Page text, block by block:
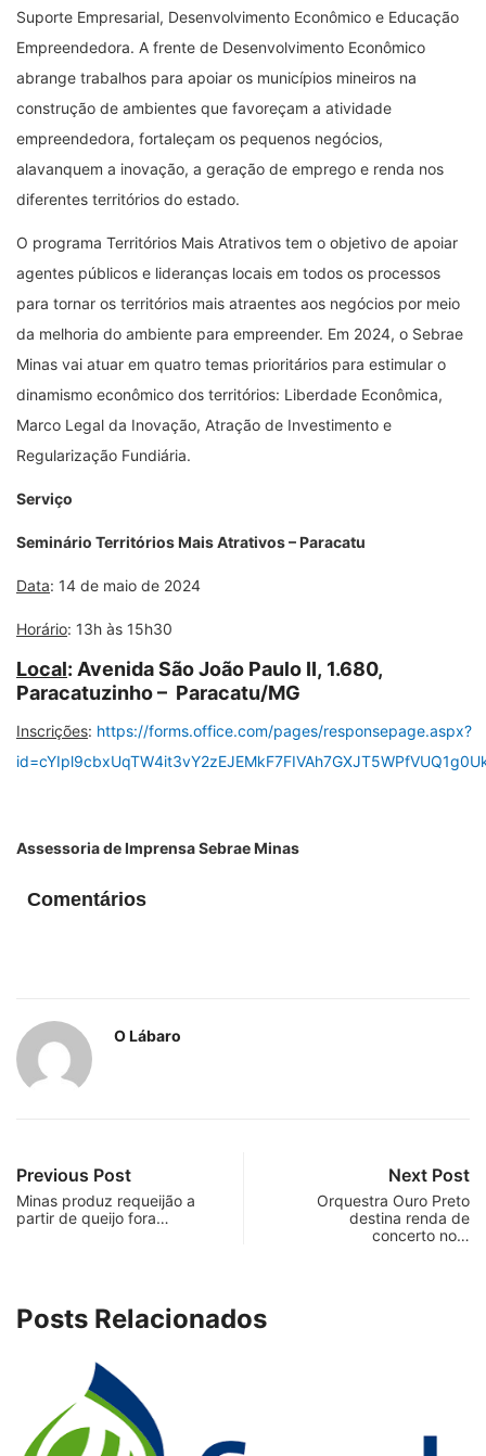
Suporte Empresarial, Desenvolvimento Econômico e Educação
Empreendedora. A frente de Desenvolvimento Econômico
abrange trabalhos para apoiar os municípios mineiros na
construção de ambientes que favoreçam a atividade
empreendedora, fortaleçam os pequenos negócios,
alavanquem a inovação, a geração de emprego e renda nos
diferentes territórios do estado.
O programa Territórios Mais Atrativos tem o objetivo de apoiar
agentes públicos e lideranças locais em todos os processos
para tornar os territórios mais atraentes aos negócios por meio
da melhoria do ambiente para empreender. Em 2024, o Sebrae
Minas vai atuar em quatro temas prioritários para estimular o
dinamismo econômico dos territórios: Liberdade Econômica,
Marco Legal da Inovação, Atração de Investimento e
Regularização Fundiária.
Serviço
Seminário Territórios Mais Atrativos – Paracatu
Data: 14 de maio de 2024
Horário: 13h às 15h30
Local: Avenida São João Paulo II, 1.680,
Paracatuzinho – Paracatu/MG
Inscrições: https://forms.office.com/pages/responsepage.aspx?
Assessoria de Imprensa Sebrae Minas
Comentários
O Lábaro
Previous Post
Minas produz requeijão a
partir de queijo fora…
Next Post
Orquestra Ouro Preto
destina renda de
concerto no…
Posts Relacionados